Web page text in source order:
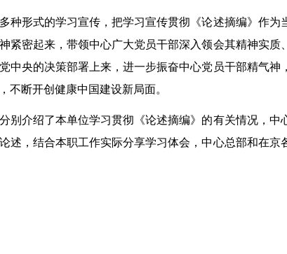
种形式的学习宣传，把学习宣传贯彻《论述摘编》作为
紧密起来，带领中心广大党员干部深入领会其精神实质
中央的决策部署上来，进一步振奋中心党员干部精气神
不断开创健康中国建设新局面。
别介绍了本单位学习贯彻《论述摘编》的有关情况，中
述，结合本职工作实际分享学习体会，中心总部和在京